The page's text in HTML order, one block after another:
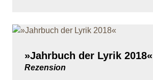
»Jahrbuch der Lyrik 2018«
Rezension